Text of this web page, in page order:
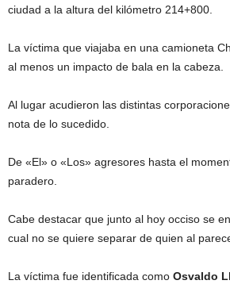
ciudad a la altura del kilómetro 214+800.
La víctima que viajaba en una camioneta
al menos un impacto de bala en la cabeza.
Al lugar acudieron las distintas
nota de lo sucedido.
De «El» o «Los» agresores hasta el
paradero.
Cabe destacar que junto al hoy occiso se
cual no se quiere separar de quien al
La víctima fue identificada como Osvaldo